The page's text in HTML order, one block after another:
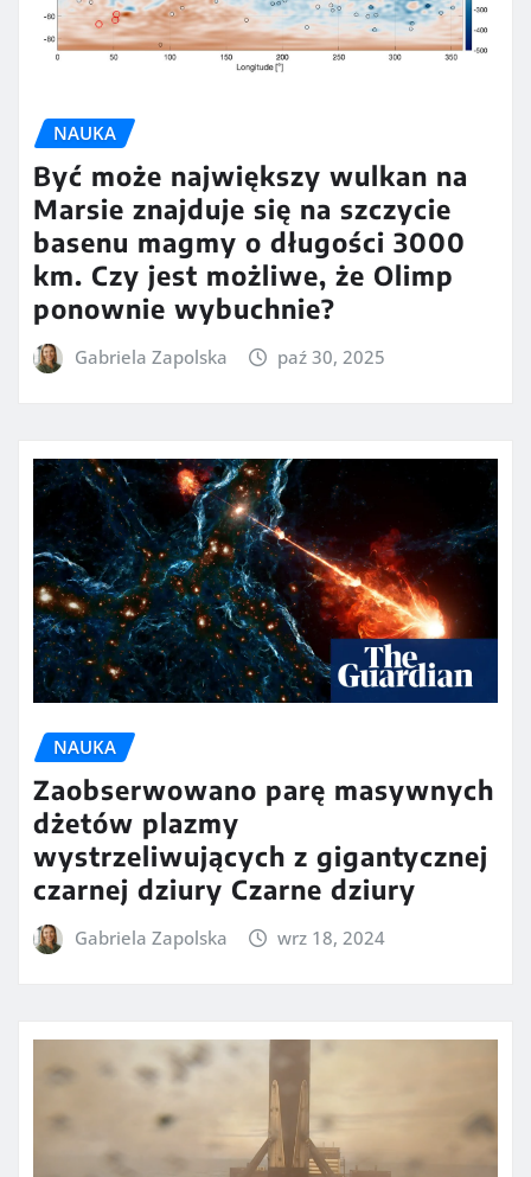
NAUKA
Być może największy wulkan na
Marsie znajduje się na szczycie
basenu magmy o długości 3000
km. Czy jest możliwe, że Olimp
ponownie wybuchnie?
Gabriela Zapolska paź 30, 2025
NAUKA
Zaobserwowano parę masywnych
dżetów plazmy
wystrzeliwujących z gigantycznej
czarnej dziury Czarne dziury
Gabriela Zapolska wrz 18, 2024